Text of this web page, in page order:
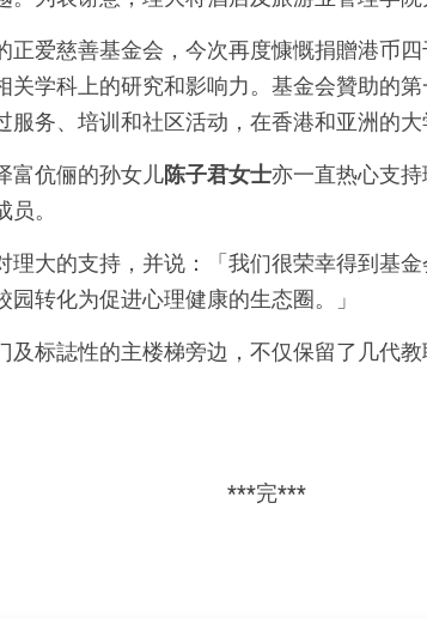
爱慈善基金会，今次再度慷慨捐贈港币
关学科上的研究和影响力。基金会贊助的
务、培训和社区活动，在香港和亚洲的大
富伉俪的孙女儿陈子君女士亦一直热心支
。
理大的支持，并说：「我们很荣幸得到基
转化为促进心理健康的生态圈。」
及标誌性的主楼梯旁边，不仅保留了几代
***完***